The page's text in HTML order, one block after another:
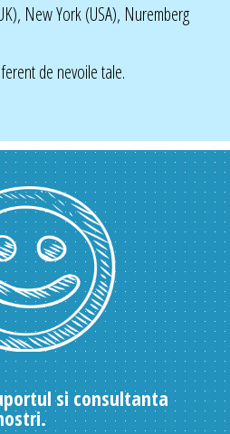
New York (USA), Nuremberg
de nevoile tale.
si consultanta